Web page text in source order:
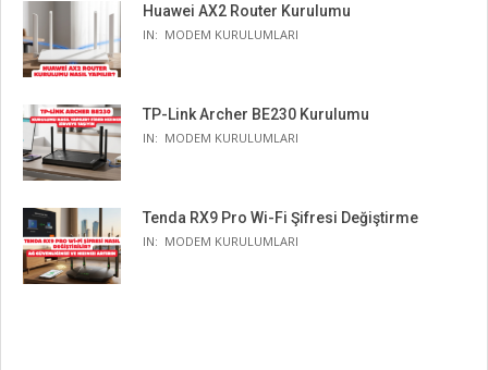
Huawei AX2 Router Kurulumu
IN: MODEM KURULUMLARI
TP-Link Archer BE230 Kurulumu
IN: MODEM KURULUMLARI
Tenda RX9 Pro Wi-Fi Şifresi Değiştirme
IN: MODEM KURULUMLARI